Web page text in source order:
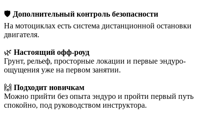
🛡️ Дополнительный контроль безопасности
На мотоциклах есть система дистанционной остановки
двигателя.
🌿 Настоящий офф-роуд
Грунт, рельеф, просторные локации и первые эндуро-
ощущения уже на первом занятии.
🙌 Подходит новичкам
Можно прийти без опыта эндуро и пройти первый путь
спокойно, под руководством инструктора.